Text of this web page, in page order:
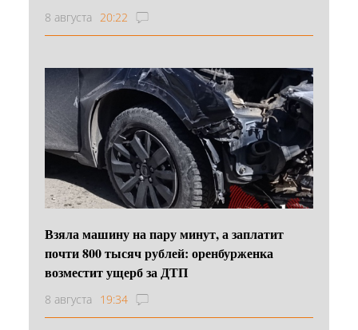
8 августа 20:22
Взяла машину на пару минут, а заплатит
почти 800 тысяч рублей: оренбурженка
возместит ущерб за ДТП
8 августа 19:34